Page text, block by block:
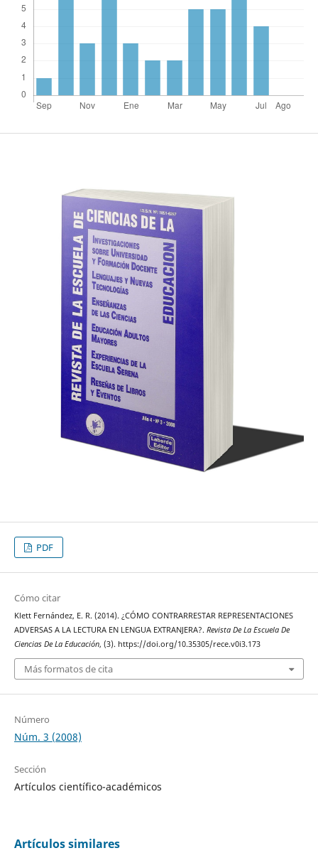
PDF
Cómo citar
Klett Fernández, E. R. (2014). ¿CÓMO CONTRARRESTAR REPRESENTACIONES
ADVERSAS A LA LECTURA EN LENGUA EXTRANJERA?. Revista De La Escuela De
Ciencias De La Educación, (3). https://doi.org/10.35305/rece.v0i3.173
Más formatos de cita
Número
Núm. 3 (2008)
Sección
Artículos científico-académicos
Artículos similares